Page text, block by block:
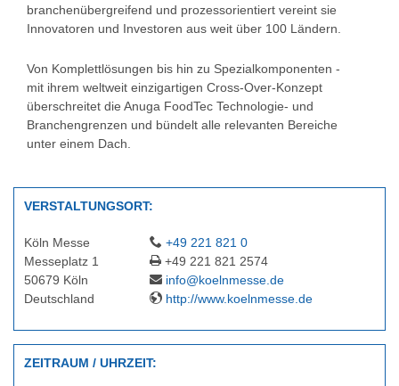
branchenübergreifend und prozessorientiert vereint sie
Innovatoren und Investoren aus weit über 100 Ländern.
Von Komplettlösungen bis hin zu Spezialkomponenten -
mit ihrem weltweit einzigartigen Cross-Over-Konzept
überschreitet die Anuga FoodTec Technologie- und
Branchengrenzen und bündelt alle relevanten Bereiche
unter einem Dach.
VERSTALTUNGSORT:
Köln Messe
Messeplatz 1
50679 Köln
Deutschland
+49 221 821 0
+49 221 821 2574
info@koelnmesse.de
http://www.koelnmesse.de
ZEITRAUM / UHRZEIT: